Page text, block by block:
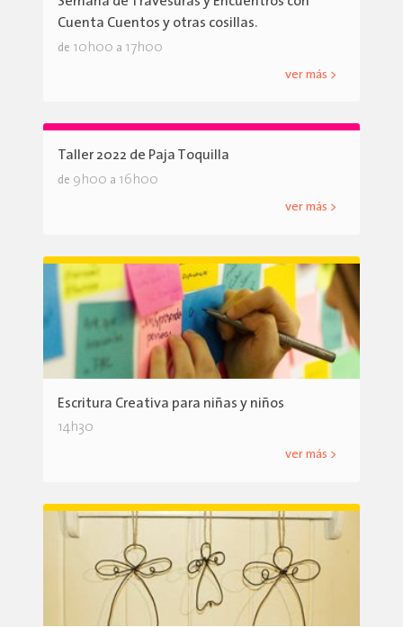
Cuenta Cuentos y otras cosillas.
de 10h00 a 17h00
ver más >
Taller 2022 de Paja Toquilla
de 9h00 a 16h00
ver más >
Escritura Creativa para niñas y niños
14h30
ver más >